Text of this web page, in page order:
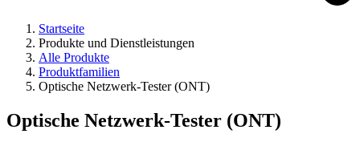
Startseite
Produkte und Dienstleistungen
Alle Produkte
Produktfamilien
Optische Netzwerk-Tester (ONT)
Optische Netzwerk-Tester (ONT)